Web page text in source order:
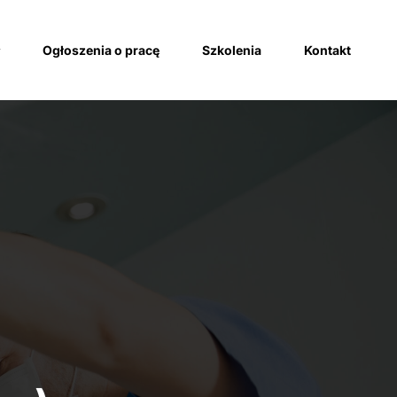
Ogłoszenia o pracę Szkolenia Kontakt